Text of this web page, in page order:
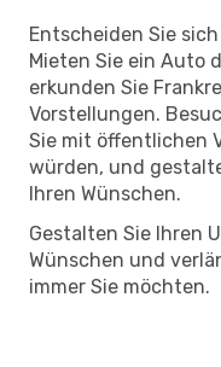
Entscheiden Sie
Mieten Sie ein Auto
erkunden Sie
Vorstellungen.
Sie mit öffentlichen
würden, und
Ihren Wünschen.
Gestalten Sie Ihren
Wünschen und
immer Sie möchten.